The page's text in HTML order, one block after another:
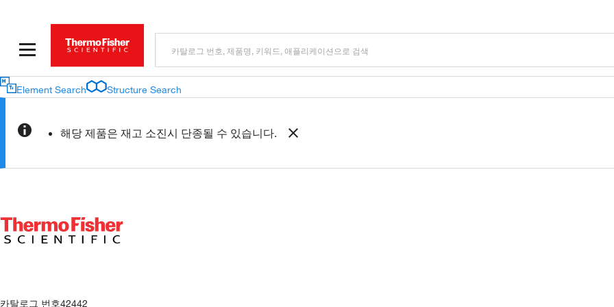
Element Search Structure Search
해당 제품은 재고 소진시 단종될 수 있습니다.
카탈로그 번호42442